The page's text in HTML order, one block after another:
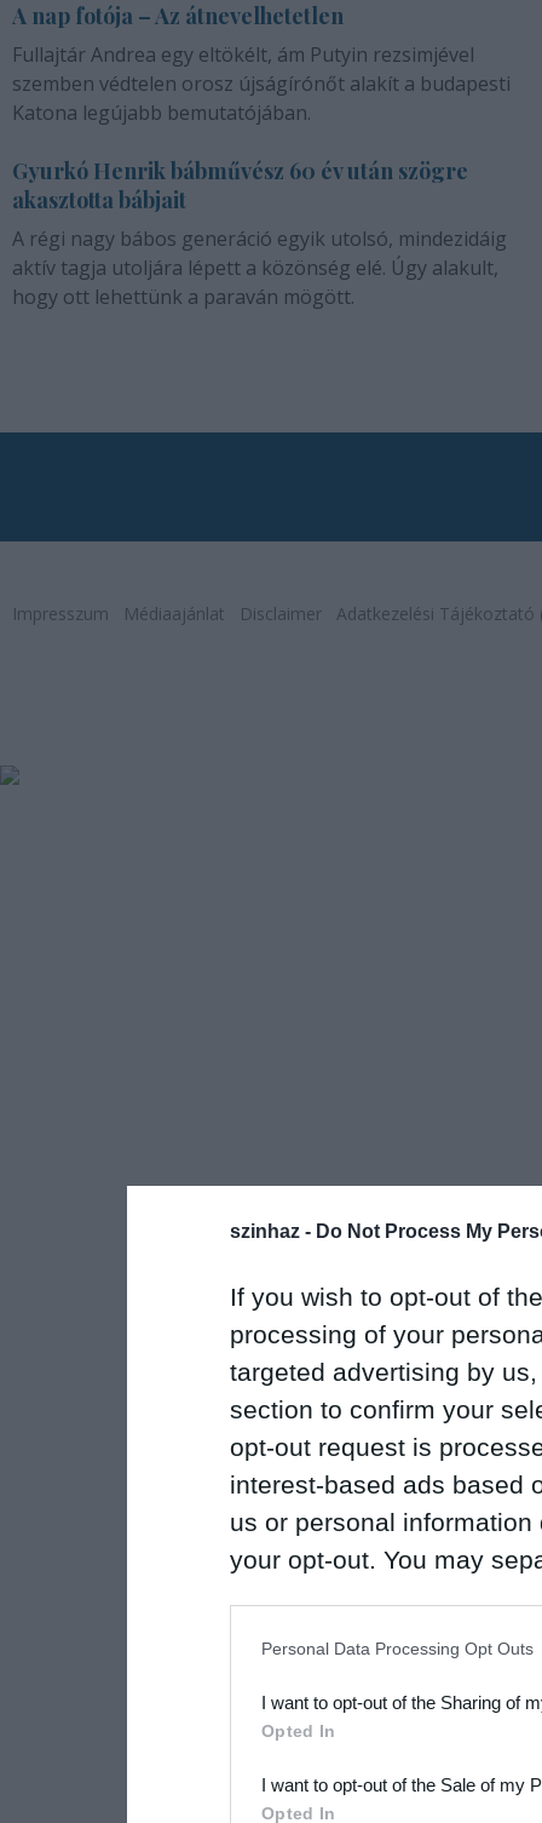
szinhaz - Do Not Process My
If you wish to opt-out of
processing of your
targeted advertising by
section to confirm your
opt-out request is
interest-based ads based
us or personal
your opt-out. You may
Downstream Participants
third parties.
Please note that this
Personal Data Processing Opt Outs
I want to opt-out of the Sharing of
Opted In
I want to opt-out of the Sale of my
Opted In
A nap fotója – Az átnevelhetetlen
Fullajtár Andrea egy eltökélt, ám Putyin rezsimjével
szemben védtelen orosz újságírónőt alakít a budapesti
Katona legújabb bemutatójában.
Gyurkó Henrik bábművész 60 év után szögre
akasztotta bábjait
A régi nagy bábos generáció egyik utolsó, mindezidáig
aktív tagja utoljára lépett a közönség elé. Úgy alakult,
hogy ott lehettünk a paraván mögött.
Impresszum Médiaajánlat Disclaimer Adatkezelési Tájékoztató